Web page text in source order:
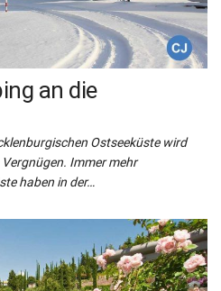
an die
Ostseeküste wird
Immer mehr
haben in der…